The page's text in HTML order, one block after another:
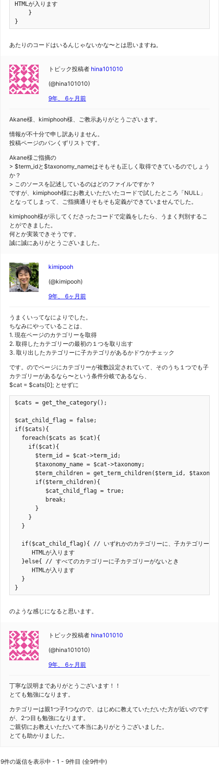
HTMLが入ります
    }
}
あたりのコードはいるんじゃないかな〜とは思いますね。
トピック投稿者 hina101010
(@hina101010)
9年、 6ヶ月前
Akane様、kimiphooh様、ご教示ありがとうございます。
情報が不十分で申し訳ありません。
投稿ページのパンくずリストです。
Akane様ご指摘の
> $term_idと$taxonomy_nameはそもそも正しく取得できているのでしょう
か？
> このソースを記述しているのはどのファイルですか？
ですが、kimiphooh様にお教えいただいたコードで試したところ「NULL」
となってしまって、ご指摘通りそもそも定義ができていませんでした。
kimiphooh様が示してくださったコードで定義をしたら、うまく判別するこ
とができました。
何とか実装できそうです。
誠に誠にありがとうございました。
kimipooh
(@kimipooh)
9年、 6ヶ月前
うまくいってなによりでした。
ちなみにやっていることは、
1. 現在ページのカテゴリーを取得
2. 取得したカテゴリーの最初の１つを取り出す
3. 取り出したカテゴリーに子カテゴリがあるかドウかチェック
です。のでページにカテゴリーが複数設定されていて、そのうち１つでも子
カテゴリーがあるなら〜という条件分岐であるなら、
$cat = $cats[0]; とせずに
$cats = get_the_category();
$cat_child_flag = false;
if($cats){
  foreach($cats as $cat){
    if($cat){
      $term_id = $cat->term_id;
      $taxonomy_name = $cat->taxonomy;
$term_children = get_term_children($term_id,
      if($term_children){
         $cat_child_flag = true;
         break;
      }
    }
  }
if($cat_child_flag){ // いずれかのカテゴリーに、子カテゴリーが
     HTMLが入ります
  }else{ // すべてのカテゴリーに子カテゴリーがないとき
     HTMLが入ります
  }
}
のような感じになると思います。
トピック投稿者 hina101010
(@hina101010)
9年、 6ヶ月前
丁寧な説明までありがとうございます！！
とても勉強になります。
カテゴリーは親1つ子1つなので、はじめに教えていただいた方が近いのです
が、2つ目も勉強になります。
ご親切にお教えいただいて本当にありがとうございました。
とても助かりました。
9件の返信を表示中 - 1 - 9件目 (全9件中)